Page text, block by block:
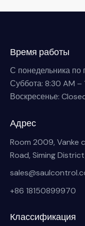
Время работы
С понедельника по
Суббота: 8:30 AM –
Воскресенье:
Адрес
Room 2009, Vanke
Road, Siming
+86 18150899970
Классификация